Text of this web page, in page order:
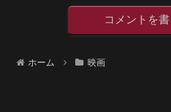
コメントを
ホーム 映画